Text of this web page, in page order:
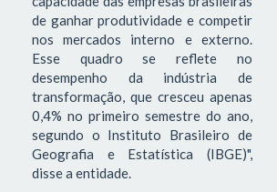
de ganhar produtividade e competir
nos mercados interno e externo.
Esse quadro se reflete no
desempenho da indústria de
transformação, que cresceu apenas
0,4% no primeiro semestre do ano,
segundo o Instituto Brasileiro de
Geografia e Estatística (IBGE)",
disse a entidade.